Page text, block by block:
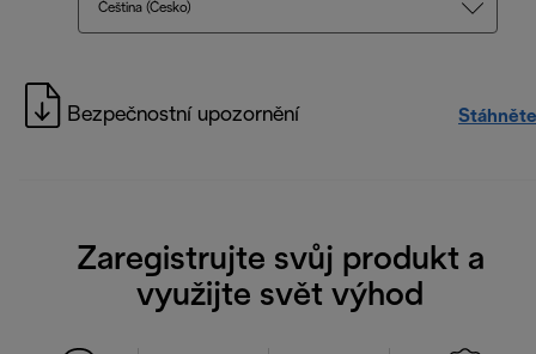
Čeština (Česko)
Bezpečnostní upozornění
Zaregistrujte svůj produkt a
využijte svět výhod